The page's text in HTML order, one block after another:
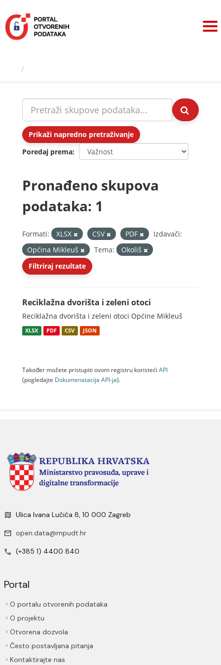
sadržaj
Prikaži napredno pretraživanje
Poredaj prema
Pronađeno skupova
podataka: 1
Formati: XLSX CSV PDF
Izdavači:
Općina Mikleuš
Tema:
Okoliš
Filtriraj rezultate
Reciklažna dvorišta i zeleni otoci
Reciklažna dvorišta i zeleni otoci Općine Mikleuš
XLSX PDF CSV JSON
Također možete pristupiti ovom registru koristeći API
(pogledajte Dokumenаtаcijа API-jа).